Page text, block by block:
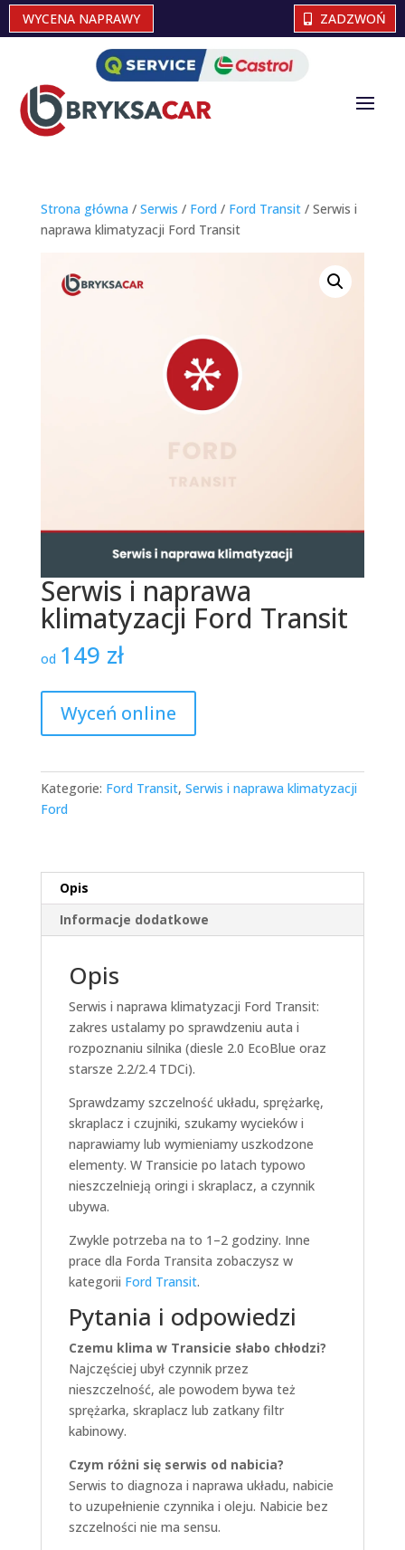
WYCENA NAPRAWY ZADZWOŃ
Strona główna / Serwis / Ford / Ford Transit/ Serwis i
naprawa klimatyzacji Ford Transit
Serwis i naprawa
klimatyzacji Ford Transit
od 149 zł
Wyceń online
Kategorie: Ford Transit, Serwis i naprawa klimatyzacji
Ford
Opis
Informacje dodatkowe
Opis
Serwis i naprawa klimatyzacji Ford Transit:
zakres ustalamy po sprawdzeniu auta i
rozpoznaniu silnika (diesle 2.0 EcoBlue oraz
starsze 2.2/2.4 TDCi).
Sprawdzamy szczelność układu, sprężarkę,
skraplacz i czujniki, szukamy wycieków i
naprawiamy lub wymieniamy uszkodzone
elementy. W Transicie po latach typowo
nieszczelnieją oringi i skraplacz, a czynnik
ubywa.
Zwykle potrzeba na to 1–2 godziny. Inne
prace dla Forda Transita zobaczysz w
kategorii Ford Transit.
Pytania i odpowiedzi
Czemu klima w Transicie słabo chłodzi?
Najczęściej ubył czynnik przez
nieszczelność, ale powodem bywa też
sprężarka, skraplacz lub zatkany filtr
kabinowy.
Czym różni się serwis od nabicia?
Serwis to diagnoza i naprawa układu, nabicie
to uzupełnienie czynnika i oleju. Nabicie bez
szczelności nie ma sensu.